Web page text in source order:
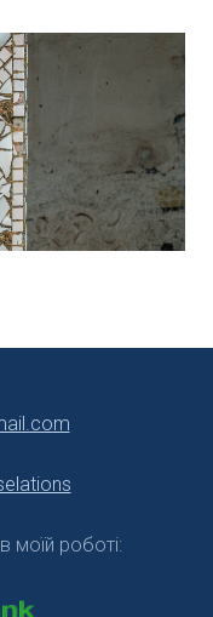
роботі: